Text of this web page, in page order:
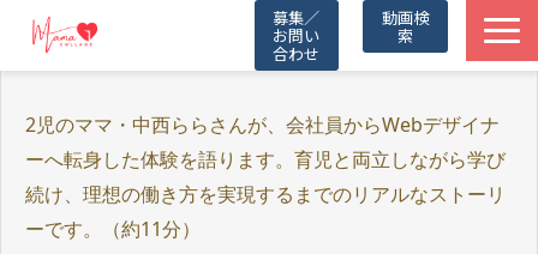
募集／
お問い
合わせ
動画検
索
動画一覧
Friends
2児のママ・中西ららさんが、会社員からWebデザイナ
ーへ転身した体験を語ります。育児と両立しながら学び
続け、理想の働き方を実現するまでのリアルなストーリ
ーです。（約11分）